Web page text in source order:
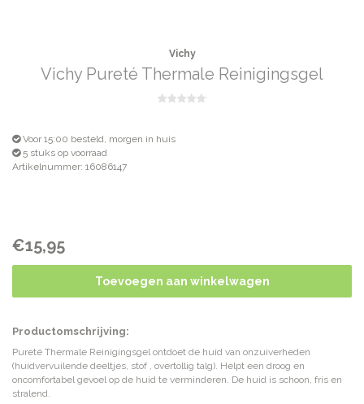
Vichy
Vichy Pureté Thermale Reinigingsgel
Voor 15:00 besteld, morgen in huis
5 stuks op voorraad
Artikelnummer: 16086147
€15,95
Toevoegen aan winkelwagen
Productomschrijving:
Pureté Thermale Reinigingsgel ontdoet de huid van onzuiverheden
(huidvervuilende deeltjes, stof , overtollig talg). Helpt een droog en
oncomfortabel gevoel op de huid te verminderen. De huid is schoon, fris en
stralend.